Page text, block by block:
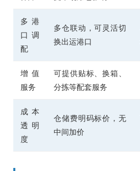
多港
口调
配
多仓联动，可灵活切
换出运港口
增值
服务
可提供贴标、换箱、
分拣等配套服务
成本
透明
度
仓储费明码标价，无
中间加价